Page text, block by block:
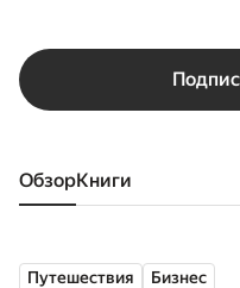
Обзор книги
Путешествия Бизнес